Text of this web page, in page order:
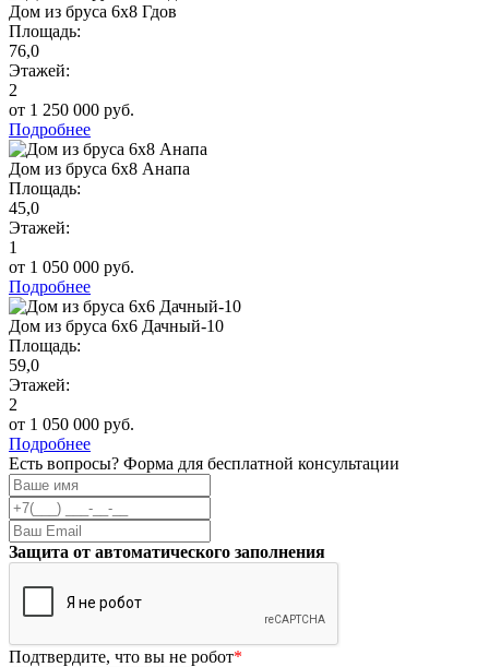
Дом из бруса 6х8 Гдов
Площадь:
76,0
Этажей:
2
от 1 250 000 руб.
Подробнее
Дом из бруса 6х8 Анапа
Площадь:
45,0
Этажей:
1
от 1 050 000 руб.
Подробнее
Дом из бруса 6х6 Дачный-10
Площадь:
59,0
Этажей:
2
от 1 050 000 руб.
Подробнее
Есть вопросы? Форма для бесплатной консультации
Защита от автоматического заполнения
Подтвердите, что вы не робот*